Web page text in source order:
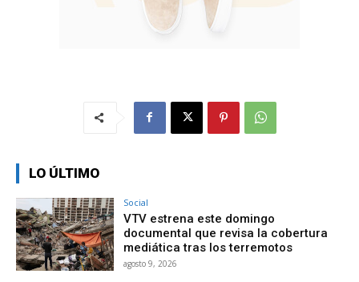
LO ÚLTIMO
Social
VTV estrena este domingo
documental que revisa la cobertura
mediática tras los terremotos
agosto 9, 2026